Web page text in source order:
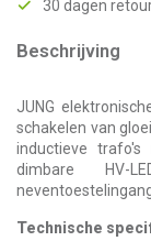
30 dagen
Beschrijving
JUNG
schakelen van
inductieve
dimbare HV-
Technische